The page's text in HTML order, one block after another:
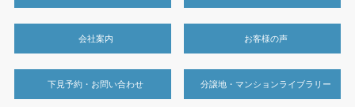
会社案内 お客様の声
下見予約・お問い合わせ 分譲地・マンションライブラリー